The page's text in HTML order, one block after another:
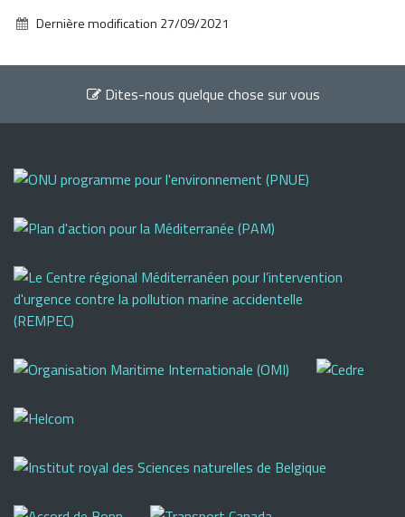
Dernière modification 27/09/2021
Dites-nous quelque chose sur vous